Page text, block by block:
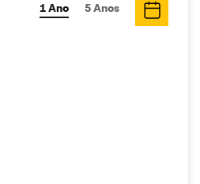
1 Ano 5 Anos